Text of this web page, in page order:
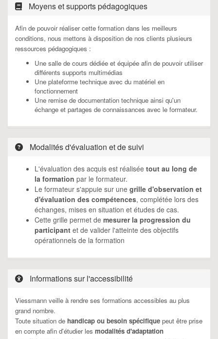
Moyens et supports pédagogiques
Afin de pouvoir réaliser cette formation dans les meilleurs
conditions, nous mettons à disposition de nos clients plusieurs
ressources pédagogiques :
Une salle de cours dédiée et équipée afin de pouvoir utiliser
différents supports multimédias
Une plateforme technique avec du matériel en
fonctionnement
Une remise de documentation technique ainsi qu'un
échange et partages de connaissances avec le formateur.
Modalités d'évaluation et de suivi
L'évaluation des acquis est réalisée tout au long de
la formation par le formateur.
Le formateur s'appuie sur une grille d'observation et
d'évaluation des compétences, complétée lors des
échanges, mises en situation et études de cas.
Cette grille permet de mesurer la progression du
participant et de valider l'atteinte des objectifs
opérationnels de la formation
Informations sur l'accessibilité
Viessmann veille à rendre ses formations accessibles au plus
grand nombre.
Toute situation de handicap ou besoin spécifique peut être prise
en compte afin d'étudier les modalités d'adaptation